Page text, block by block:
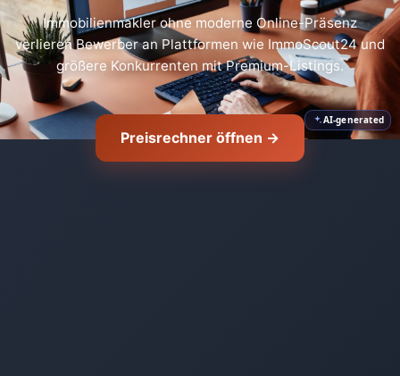
AI-generated
Immobilienmakler ohne moderne Online-Präsenz
verlieren Bewerber an Plattformen wie ImmoScout24 und
größere Konkurrenten mit Premium-Listings.
Preisrechner öffnen →